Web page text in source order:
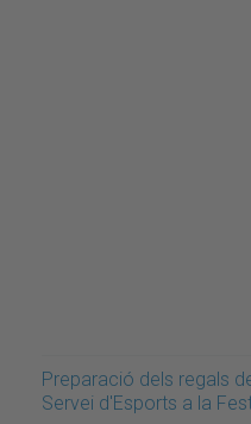
Preparació dels regals
Servei d'Esports a la